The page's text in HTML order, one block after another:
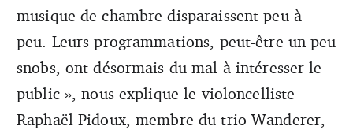
musique de chambre disparaissent peu à
peu. Leurs programmations, peut-être un peu
snobs, ont dé­sormais du mal à intéresser le
public », nous explique le violoncelliste
Raphaël Pidoux, membre du trio Wanderer,